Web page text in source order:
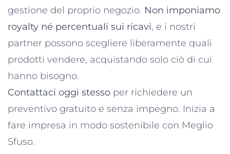
gestione del proprio negozio. Non imponiamo
royalty né percentuali sui ricavi, e i nostri
partner possono scegliere liberamente quali
prodotti vendere, acquistando solo ciò di cui
hanno bisogno.
Contattaci oggi stesso per richiedere un
preventivo gratuito e senza impegno. Inizia a
fare impresa in modo sostenibile con Meglio
Sfuso.